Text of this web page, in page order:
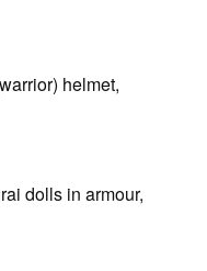
helmet,
dolls in armour,